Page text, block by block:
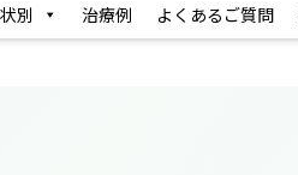
別 治療例 よくあるご質問